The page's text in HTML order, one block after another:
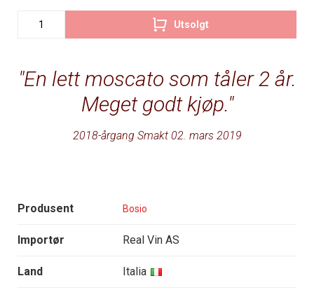
En lett moscato som tåler 2 år.
Meget godt kjøp.
2018-årgang Smakt 02. mars 2019
Produsent Bosio
Importør Real Vin AS
Land Italia
Utsolgt